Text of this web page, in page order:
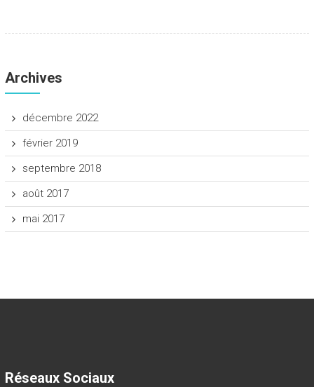
Archives
décembre 2022
février 2019
septembre 2018
août 2017
mai 2017
Réseaux Sociaux